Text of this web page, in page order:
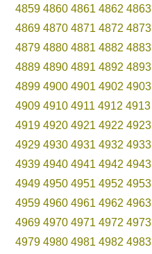
4859 4860 4861 4862 4863
4869 4870 4871 4872 4873
4879 4880 4881 4882 4883
4889 4890 4891 4892 4893
4899 4900 4901 4902 4903
4909 4910 4911 4912 4913
4919 4920 4921 4922 4923
4929 4930 4931 4932 4933
4939 4940 4941 4942 4943
4949 4950 4951 4952 4953
4959 4960 4961 4962 4963
4969 4970 4971 4972 4973
4979 4980 4981 4982 4983